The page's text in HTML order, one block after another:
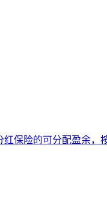
保险的可分配盈余